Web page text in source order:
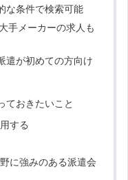
な条件で検索可能
手メーカーの求人も
遣が初めての方向け
ておきたいこと
する
に強みのある派遣会